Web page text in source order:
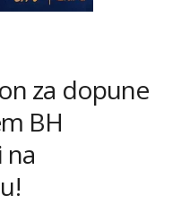
za dopune
BH
na